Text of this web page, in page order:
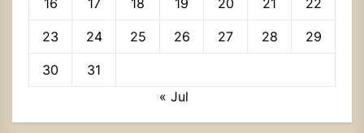
16 17 18 19 20 21 22
23 24 25 26 27 28 29
30
31
« Jul